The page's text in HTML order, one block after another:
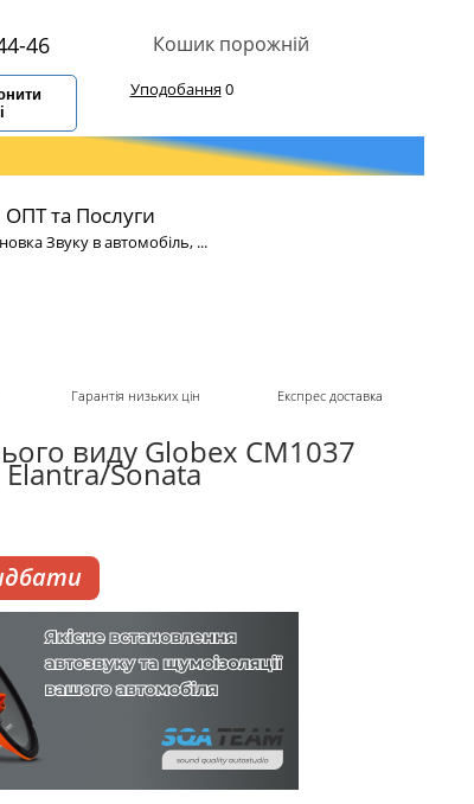
46 Кошик порожній
Уподобання0
ОПТ та Послуги
Звуку в автомобіль, ...
Гарантія низьких цін Експрес доставка
виду Globex CM1037
Sonata